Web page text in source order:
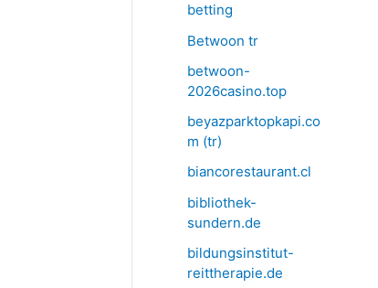
betting
Betwoon tr
betwoon-
2026casino.top
beyazparktopkapi.co
m (tr)
biancorestaurant.cl
bibliothek-
sundern.de
bildungsinstitut-
reittherapie.de